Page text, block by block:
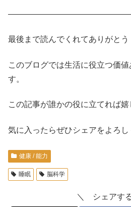
最後まで読んでくれてありがとう
このブログでは生活に役立つ価
す。
この記事が誰かの役に立てれば嬉
気に入ったらぜひシェアをよろし
健康 / 能力
睡眠 脳科学
＼ シェアす